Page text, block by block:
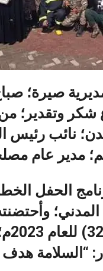
وتقدير؛ من
نائب رئيس
مدير عام
الحفل
المدني؛
“السلامة هدف